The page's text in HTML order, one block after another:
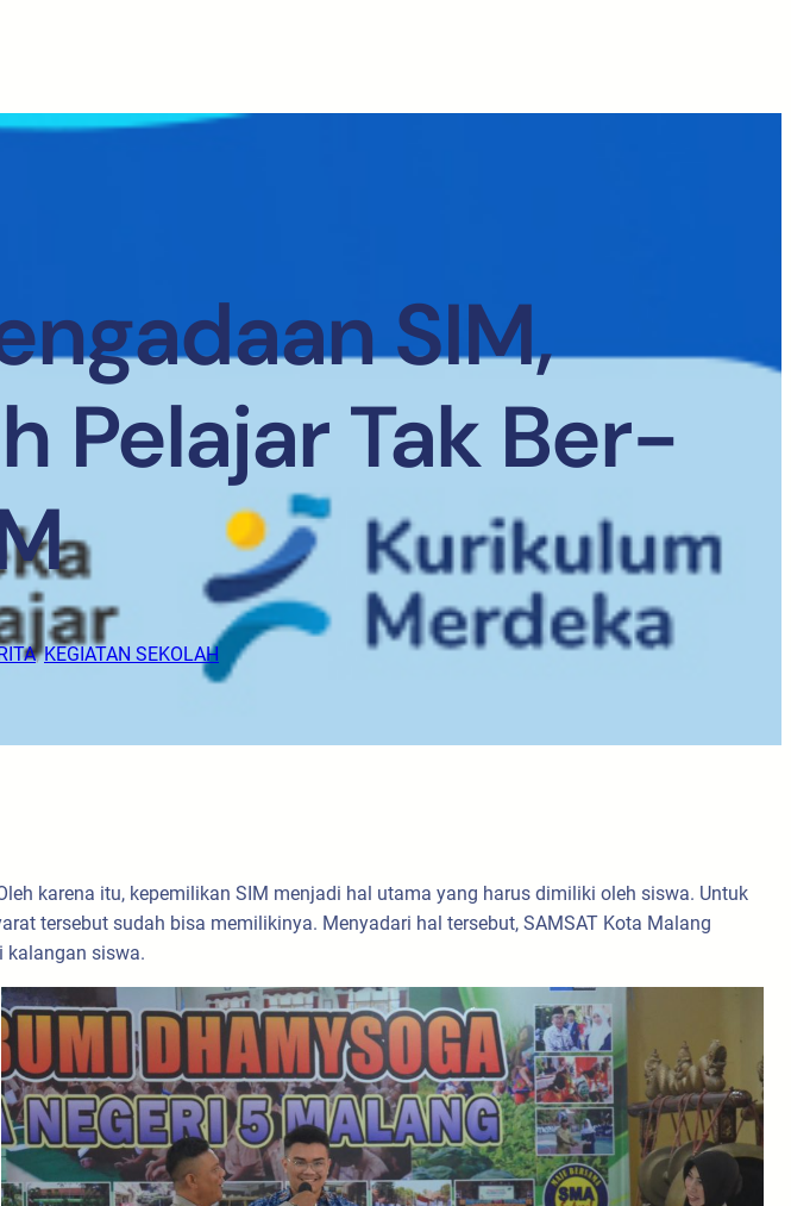
SIM,
Pelajar Tak Ber-
, KEGIATAN SEKOLAH
karena itu, kepemilikan SIM menjadi hal utama yang harus dimiliki oleh siswa. Untuk
tersebut sudah bisa memilikinya. Menyadari hal tersebut, SAMSAT Kota Malang
kalangan siswa.